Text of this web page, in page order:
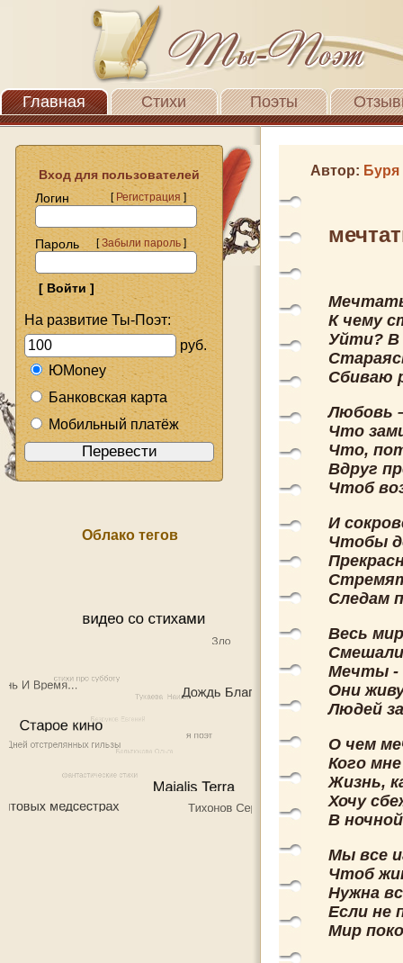
Главная Стихи Поэты
Вход для пользователей
Логин
[Регистрация]
Пароль [Забыли пароль]
На развитие Ты-Поэт:
руб.
ЮMoney
Банковская карта
Мобильный платёж
Облако тегов
Автор:
К чему
Уйти? В
Сбиваю
Любовь
Что
Что,
Вдруг
Чтоб
И
Чтобы
Следам
Весь
Мечты -
Они
Людей
О чем
Кого
Жизнь,
Хочу
В
Мы все
Чтоб
Нужна
Если не
Мир